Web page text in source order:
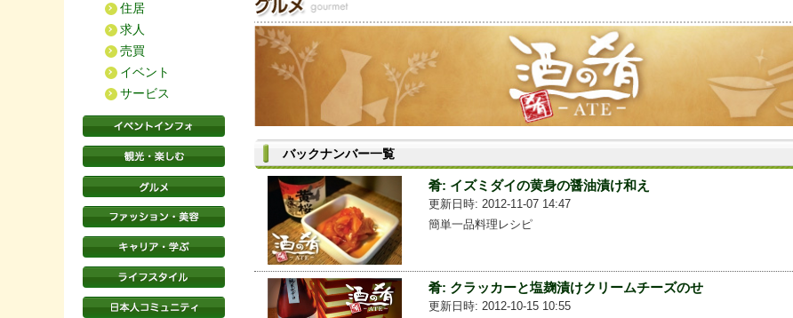
住居
求人
売買
イベント
サービス
バックナンバー一覧
肴: イズミダイの黄身の醤油漬け和え
更新日時: 2012-11-07 14:47
簡単一品料理レシピ
肴: クラッカーと塩麹漬けクリームチーズのせ
更新日時: 2012-10-15 10:55